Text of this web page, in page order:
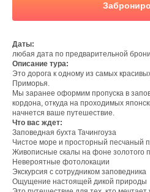
Даты:
любая дата по предварительной брони
Описание тура:
Это дорога к одному из самых
Приморья.
Мы заранее оформим пропуска в
кордона, откуда на проходимых
начнется ваше путешествие.
Что вас ждет:
Заповедная бухта Тачингоуза
Чистое море и просторный песчаный
Живописные скалы на фоне золотого
Невероятные фотолокации
Экскурсия с сотрудником заповедника
Ощущение настоящей дикой природы